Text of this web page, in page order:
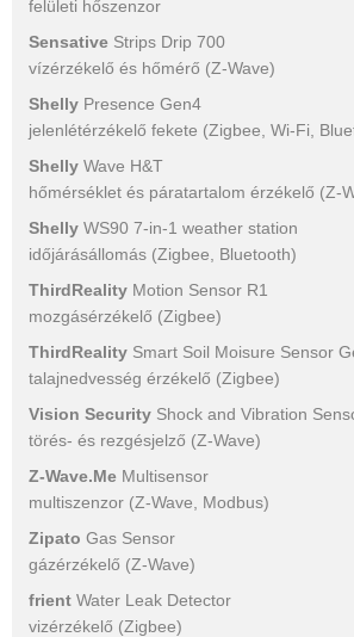
felületi hőszenzor
Sensative Strips Drip 700
vízérzékelő és hőmérő (Z-Wave)
Shelly Presence Gen4
jelenlétérzékelő fekete (Zigbee, Wi-Fi,
Shelly Wave H&T
hőmérséklet és páratartalom érzékelő (Z-
Shelly WS90 7-in-1 weather station
időjárásállomás (Zigbee, Bluetooth)
ThirdReality Motion Sensor R1
mozgásérzékelő (Zigbee)
ThirdReality Smart Soil Moisure Sensor
talajnedvesség érzékelő (Zigbee)
Vision Security Shock and Vibration
törés- és rezgésjelző (Z-Wave)
Z-Wave.Me Multisensor
multiszenzor (Z-Wave, Modbus)
Zipato Gas Sensor
gázérzékelő (Z-Wave)
frient Water Leak Detector
vizérzékelő (Zigbee)